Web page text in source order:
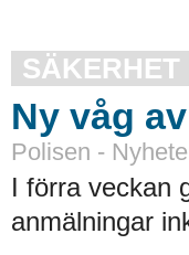
SÄKERHET
Ny våg
Polisen -
I förra veckan
anmälningar